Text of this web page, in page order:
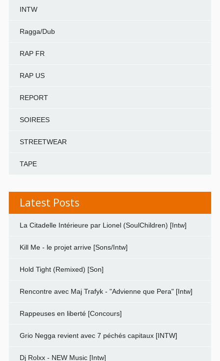
INTW
Ragga/Dub
RAP FR
RAP US
REPORT
SOIREES
STREETWEAR
TAPE
Latest Posts
La Citadelle Intérieure par Lionel (SoulChildren) [Intw]
Kill Me - le projet arrive [Sons/Intw]
Hold Tight (Remixed) [Son]
Rencontre avec Maj Trafyk - "Advienne que Pera" [Intw]
Rappeuses en liberté [Concours]
Grio Negga revient avec 7 péchés capitaux [INTW]
Dj Rolxx - NEW Music [Intw]